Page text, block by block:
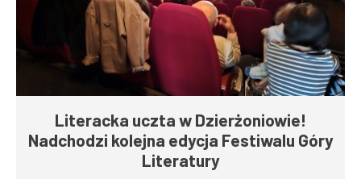
Literacka uczta w Dzierżoniowie!
Nadchodzi kolejna edycja Festiwalu Góry
Literatury